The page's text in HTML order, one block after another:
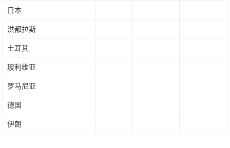
日本
洪都拉斯
土耳其
玻利维亚
罗马尼亚
德国
伊朗